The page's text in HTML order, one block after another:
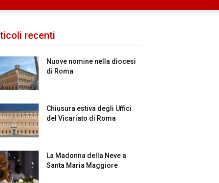
recenti
Nuove nomine nella diocesi
di Roma
Chiusura estiva degli Uffici
del Vicariato di Roma
La Madonna della Neve a
Santa Maria Maggiore